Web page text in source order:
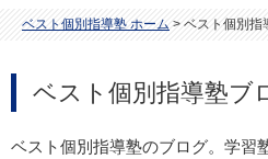
ベスト個別指導塾 ホーム > ベスト個別指
ベスト個別指導塾ブ
ベスト個別指導塾のブログ。学習